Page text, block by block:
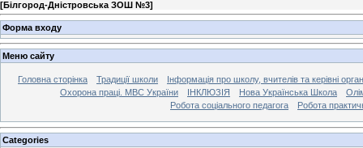
[Білгород-Дністровська ЗОШ №3]
Форма входу
Меню сайту
Головна сторінка Традиції школи
Інформація про школу, вчителів та керівні
Охорона праці. МВС України
ІНКЛЮЗІЯ Нова Українська Школа
Робота соціального педагога
Робота
Categories